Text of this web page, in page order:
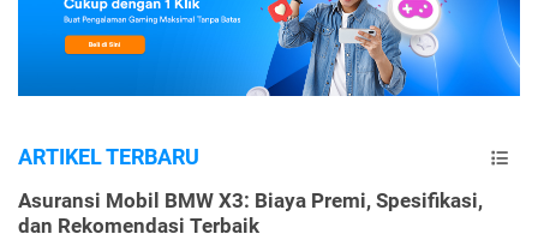
ARTIKEL TERBARU
Asuransi Mobil BMW X3: Biaya Premi, Spesifikasi,
dan Rekomendasi Terbaik